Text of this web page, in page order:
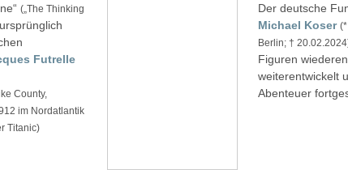
(„The Thinking
Futrelle
County,
im Nordatlantik
Titanic)
Der deutsche
Michael Koser
Berlin; †
Figuren
weiterentwickelt
Abenteuer